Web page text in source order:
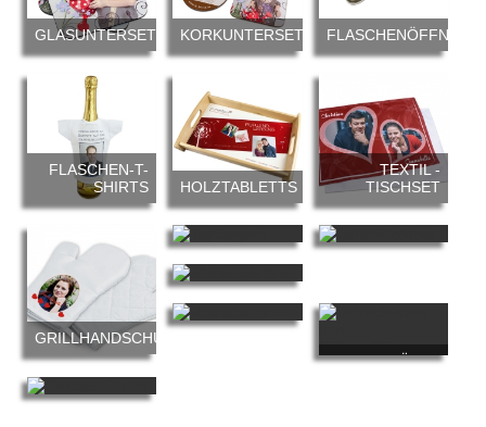
GLASUNTERSETZERKORKUNTERSETZERFLASCHENÖFFNER
FLASCHEN-T-
SHIRTS
HOLZTABLETTS
TEXTIL -
TISCHSET
GRILLHANDSCHUH
BEDRUCKTE
TOPFLAPPEN
BUTTERBROTDOSE
BEDRUCKTE
LATZSCHÜRZE